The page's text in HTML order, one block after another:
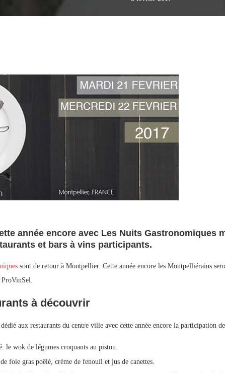
année encore avec Les Nuits Gastronomiques
et bars à vins participants.
sont de retour à Montpellier. Cette année encore les Montpelliérains
ProVinSel.
à découvrir
aux restaurants du centre ville avec cette année encore la participation
le wok de légumes croquants au pistou.
foie gras poêlé, crème de fenouil et jus de canettes.